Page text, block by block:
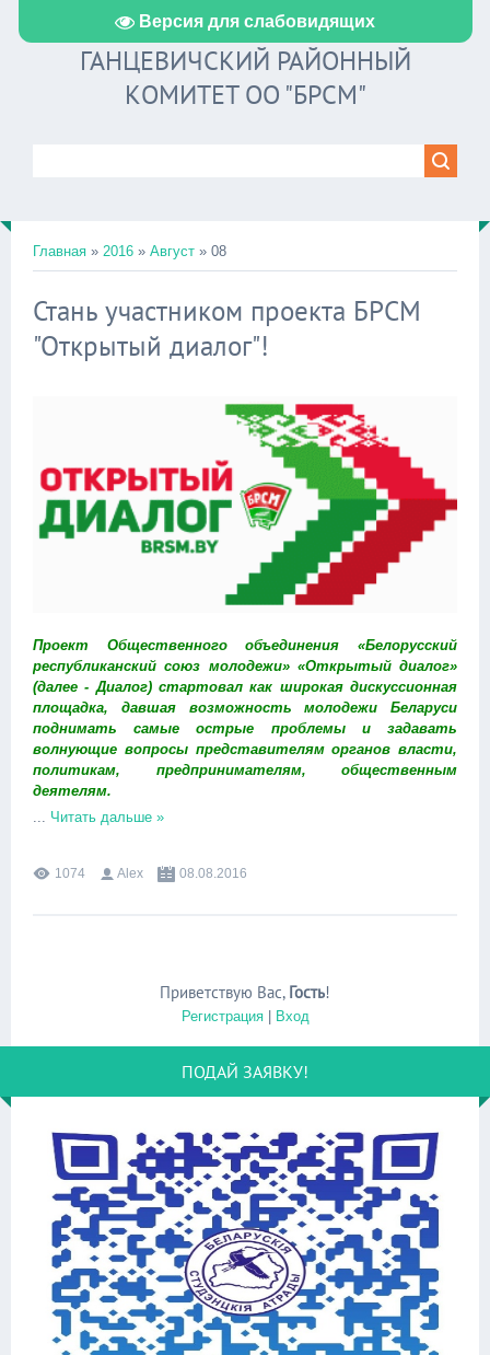
Версия для слабовидящих
ГАНЦЕВИЧСКИЙ РАЙОННЫЙ
КОМИТЕТ ОО "БРСМ"
Главная » 2016 » Август » 08
Стань участником проекта БРСМ
"Открытый диалог"!
Проект Общественного объединения «Белорусский
республиканский союз молодежи» «Открытый диалог»
(далее - Диалог) стартовал как широкая дискуссионная
площадка, давшая возможность молодежи Беларуси
поднимать самые острые проблемы и задавать
волнующие вопросы представителям органов власти,
политикам, предпринимателям, общественным
деятелям.
Читать дальше »
1074 Alex 08.08.2016
Приветствую Вас, Гость!
Регистрация| Вход
ПОДАЙ ЗАЯВКУ!